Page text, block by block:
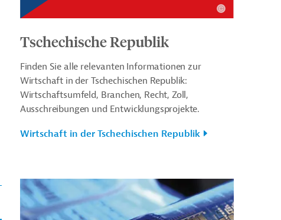
Tschechische Republik
Finden Sie alle relevanten Informationen zur
Wirtschaft in der Tschechischen Republik:
Wirtschaftsumfeld, Branchen, Recht, Zoll,
Ausschreibungen und Entwicklungsprojekte.
Wirtschaft in der Tschechischen Republik